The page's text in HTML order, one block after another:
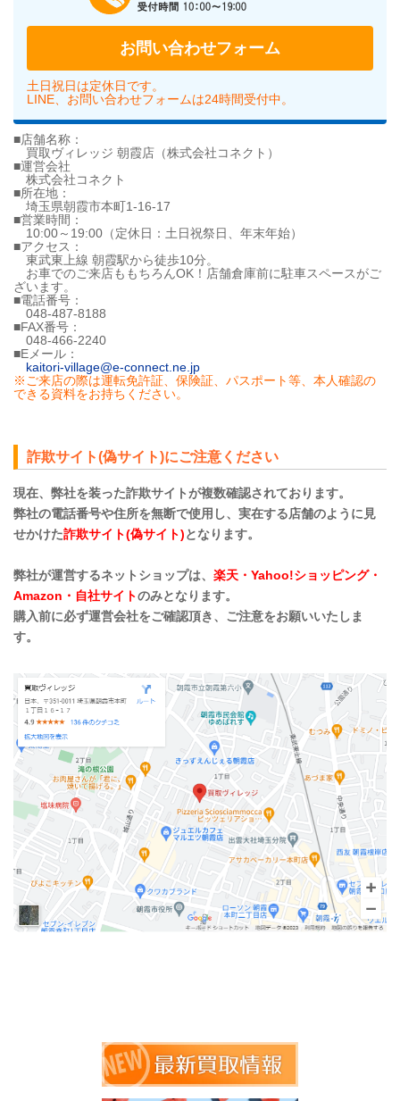
お問い合わせフォーム
土日祝日は定休日です。
LINE、お問い合わせフォームは24時間受付中。
■店舗名称：
買取ヴィレッジ 朝霞店（株式会社コネクト）
■運営会社
株式会社コネクト
■所在地：
埼玉県朝霞市本町1-16-17
■営業時間：
10:00～19:00（定休日：土日祝祭日、年末年始）
■アクセス：
東武東上線 朝霞駅から徒歩10分。
お車でのご来店ももちろんOK！店舗倉庫前に駐車スペースがご
ざいます。
■電話番号：
048-487-8188
■FAX番号：
048-466-2240
■Eメール：
kaitori-village@e-connect.ne.jp
※ご来店の際は運転免許証、保険証、パスポート等、本人確認の
できる資料をお持ちください。
詐欺サイト(偽サイト)にご注意ください
現在、弊社を装った詐欺サイトが複数確認されております。
弊社の電話番号や住所を無断で使用し、実在する店舗のように見
せかけた詐欺サイト(偽サイト)となります。
弊社が運営するネットショップは、 楽天・Yahoo!ショッピング・
Amazon・自社サイトのみとなります。
購入前に必ず運営会社をご確認頂き、ご注意をお願いいたしま
す。